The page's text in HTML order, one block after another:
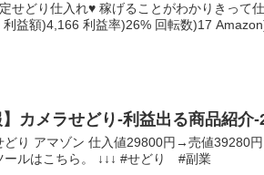
せどり仕入れ♥ 稼げることがわかりきって
益額)4,166 利益率)26% 回転数)17
】カメラせどり-利益出る商品紹介
どり アマゾン 仕入値29800円→売値39280
ールはこちら。 ↓↓↓ #せどり #副業